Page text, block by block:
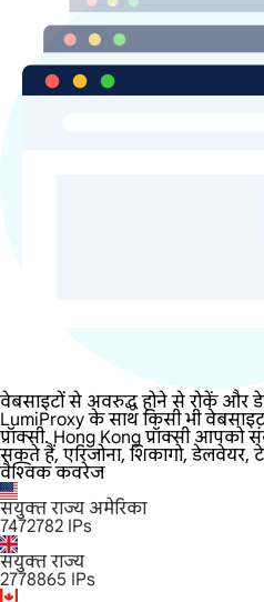
वेबसाइटों से अवरुद्ध होने से रोकें और
LumiProxy के साथ किसी भी वेबसाइट
प्रॉक्सी. Hong Kong प्रॉक्सी
सकते हैं, एरिजोना, शिकागो, डेलवेयर,
वैश्विक कवरेज
संयुक्त राज्य अमेरिका
7472782 IPs
संयुक्त राज्य
2778865 IPs